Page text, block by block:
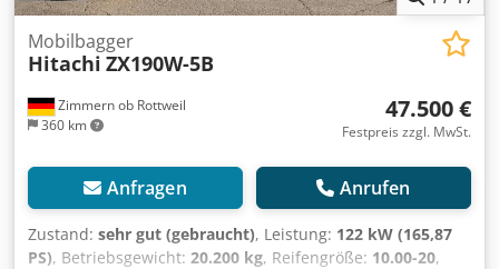
Zimmern ob Rottweil
360 km
Mobilbagger
Hitachi ZX190W-5B
47.500 €
Festpreis zzgl. MwSt.
Anfragen Anrufen
Zustand: sehr gut (gebraucht), Leistung: 122 kW (165,87
PS), Betriebsgewicht: 20.200 kg, Reifengröße: 10.00-20,